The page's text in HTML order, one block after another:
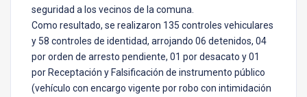
seguridad a los vecinos de la comuna.
Como resultado, se realizaron 135 controles vehiculares
y 58 controles de identidad, arrojando 06 detenidos, 04
por orden de arresto pendiente, 01 por desacato y 01
por Receptación y Falsificación de instrumento público
(vehículo con encargo vigente por robo con intimidación